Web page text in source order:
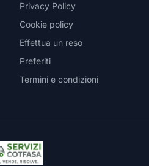
Privacy Policy
Cookie policy
Effettua un reso
Preferiti
Termini e condizioni